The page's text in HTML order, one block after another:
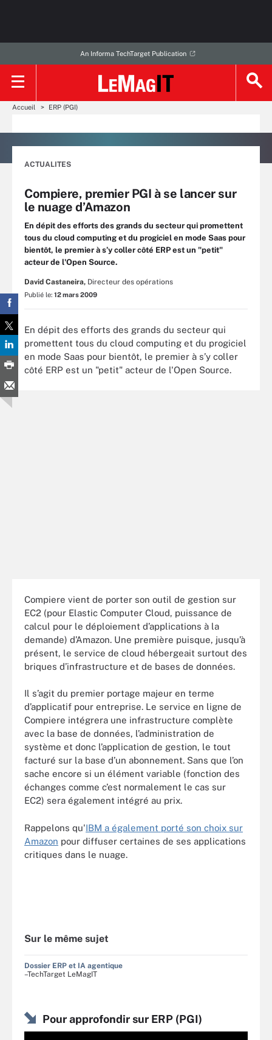
An Informa TechTarget Publication
Accueil ERP (PGI)
ACTUALITES
Compiere, premier PGI à se lancer sur
le nuage d’Amazon
En dépit des efforts des grands du secteur qui promettent
tous du cloud computing et du progiciel en mode Saas pour
bientôt, le premier à s’y coller côté ERP est un "petit"
acteur de l'Open Source.
David Castaneira, Directeur des opérations
Publié le: 12 mars 2009
En dépit des efforts des grands du secteur qui
promettent tous du cloud computing et du progiciel
en mode Saas pour bientôt, le premier à s’y coller
côté ERP est un "petit" acteur de l'Open Source.
Compiere vient de porter son outil de gestion sur
EC2 (pour Elastic Computer Cloud, puissance de
calcul pour le déploiement d’applications à la
demande) d’Amazon. Une première puisque, jusqu’à
présent, le service de cloud hébergeait surtout des
briques d’infrastructure et de bases de données.
Il s’agit du premier portage majeur en terme
d’applicatif pour entreprise. Le service en ligne de
Compiere intégrera une infrastructure complète
avec la base de données, l’administration de
système et donc l’application de gestion, le tout
facturé sur la base d’un abonnement. Sans que l’on
sache encore si un élément variable (fonction des
échanges comme c’est normalement le cas sur
EC2) sera également intégré au prix.
Rappelons qu'IBM a également porté son choix sur
Amazon pour diffuser certaines de ses applications
critiques dans le nuage.
Sur le même sujet
Dossier ERP et IA agentique
–TechTarget LeMagIT
Pour approfondir sur ERP (PGI)